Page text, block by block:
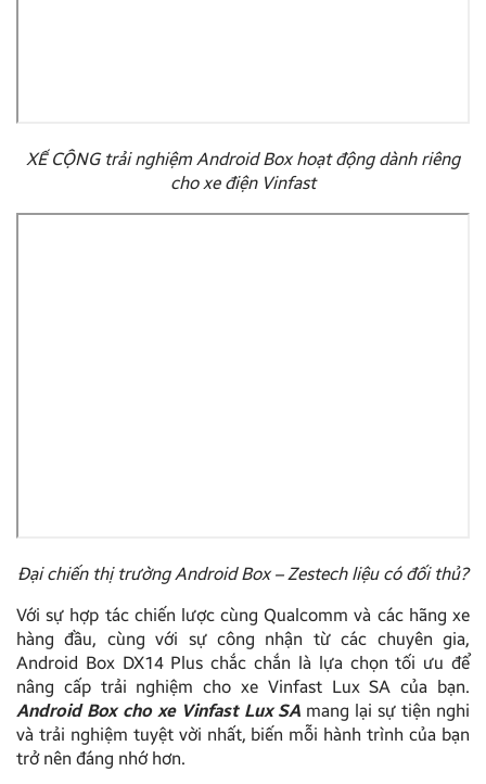
XẾ CỘNG trải nghiệm Android Box hoạt động dành riêng
cho xe điện Vinfast
Đại chiến thị trường Android Box – Zestech liệu có đối thủ?
Với sự hợp tác chiến lược cùng Qualcomm và các hãng xe
hàng đầu, cùng với sự công nhận từ các chuyên gia,
Android Box DX14 Plus chắc chắn là lựa chọn tối ưu để
nâng cấp trải nghiệm cho xe Vinfast Lux SA của bạn.
Android Box cho xe Vinfast Lux SA mang lại sự tiện nghi
và trải nghiệm tuyệt vời nhất, biến mỗi hành trình của bạn
trở nên đáng nhớ hơn.